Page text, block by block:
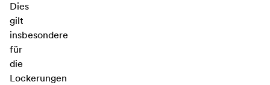
Dies
gilt
insbesondere
für
die
Lockerungen